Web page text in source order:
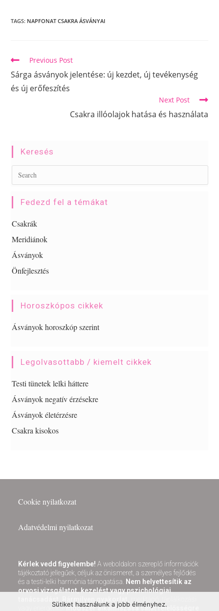
TAGS: NAPFONAT CSAKRA ÁSVÁNYAI
Previous Post
Sárga ásványok jelentése: új kezdet, új tevékenység
és új erőfeszítés
Next Post
Csakra illóolajok hatása és használata
Keresés
Fedezd fel a témákat
Csakrák
Meridiánok
Ásványok
Önfejlesztés
Horoszkópos cikkek
Ásványok horoszkóp szerint
Legolvasottabb / kiemelt cikkek
Testi tünetek lelki háttere
Ásványok negatív érzésekre
Ásványok életérzésre
Csakra kisokos
Cookie nyilatkozat
Adatvédelmi nyilatkozat
Kérlek vedd figyelembe! A weboldalon szereplő információk
tájékoztató jellegűek, céljuk az önismeret, a személyes fejlődés
és a testi-lelki harmónia támogatása.
Nem helyettesítik az
orvosi vizsgálatot, kezelést vagy pszichológiai
vagy energetikaimódszer alkalmazása saját felelősségre
Sütiket használunk a jobb élményhez.